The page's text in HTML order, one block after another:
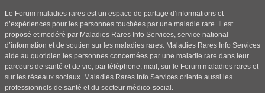
Le Forum maladies rares est un espace de partage d’informations et
d’expériences pour les personnes touchées par une maladie rare. Il est
proposé et modéré par Maladies Rares Info Services, service national
d’information et de soutien sur les maladies rares. Maladies Rares Info Services
aide au quotidien les personnes concernées par une maladie rare dans leur
parcours de santé et de vie, par téléphone, mail, sur le Forum maladies rares et
sur les réseaux sociaux. Maladies Rares Info Services oriente aussi les
professionnels de santé et du secteur médico-social.